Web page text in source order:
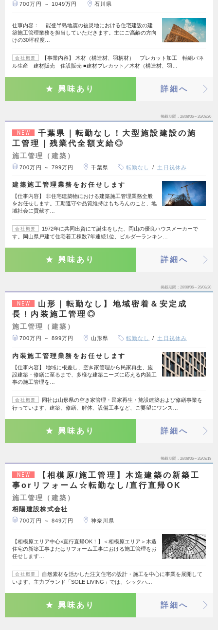
700万円 ～ 1049万円 石川県
仕事内容： 能登半島地震の被災地における住宅建設の建
築施工管理業務を担当していただきます。主にご高齢の方向
けの30坪程度…
会社概要
【事業内容】 木材（構造材、羽柄材） プレカット加工 軸組パネ
ル生産 建材販売 住設販売 ■建材プレカット／木材（構造材、羽…
興味あり 詳細へ
掲載期間 26/08/06～26/08/20
NEW
千葉県｜転勤なし！大型施設建設の施
工管理｜残業代全額支給◎
施工管理（建築）
700万円 ～ 799万円 千葉県 転勤なし 土日祝休み
建築施工管理業務をお任せします
【仕事内容】 非住宅建築物における建築施工管理業務全般
をお任せします。工期遵守や品質維持はもちろんのこと、地
域社会に貢献す…
会社概要
1972年に共同出資にて誕生をした、岡山の優良ハウスメーカーで
す。岡山県戸建て住宅着工棟数7年連続1位、ビルダーランキン…
興味あり 詳細へ
掲載期間 26/08/06～26/08/20
NEW
山形｜転勤なし】地域密着＆安定成
長！内装施工管理◎
施工管理（建築）
700万円 ～ 899万円 山形県 転勤なし 土日祝休み
内装施工管理業務をお任せします
【仕事内容】 地域に根差し、空き家管理から民家再生、施
設建築・修繕に至るまで、多様な建築ニーズに応える内装工
事の施工管理を…
会社概要
同社は山形県の空き家管理・民家再生・施設建築および修繕事業を
行っています。建築、修繕、解体、設備工事など、ご要望にワンス…
興味あり 詳細へ
掲載期間 26/08/06～26/08/19
NEW
【相模原/施工管理】木造建築の新築工
事orリフォーム☆転勤なし/直行直帰OK
施工管理（建築）
相陽建設株式会社
700万円 ～ 849万円 神奈川県
【相模原エリア中心×直行直帰OK！】＜相模原エリア＞木造
住宅の新築工事またはリフォーム工事における施工管理をお
任せします…
会社概要
自然素材を活かした注文住宅の設計・施工を中心に事業を展開して
います。主力ブランド「SOLE LIVING」では、シックハ…
興味あり 詳細へ